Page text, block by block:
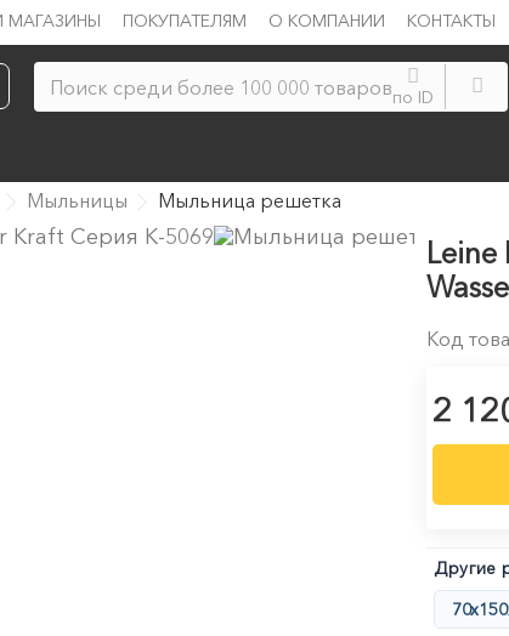
МАГАЗИНЫ ПОКУПАТЕЛЯМ О КОМПАНИИ КОНТАКТЫ
по ID
Мыльницы Мыльница решетка
Код
2
Другие